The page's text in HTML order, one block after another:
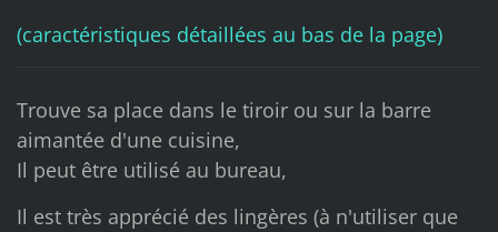
(caractéristiques détaillées au bas de la page)
Trouve sa place dans le tiroir ou sur la barre
aimantée d'une cuisine,
Il peut être utilisé au bureau,
Il est très apprécié des lingères (à n'utiliser que